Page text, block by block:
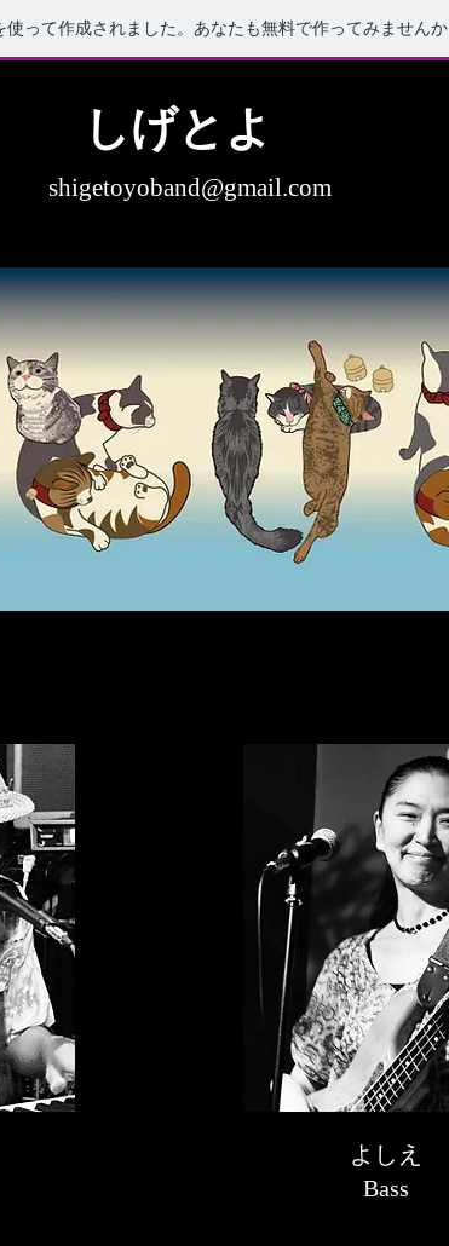
使って作成されました。あなたも無料で作ってみません
​しげとよ
shigetoyoband@gmail.com
よしえ
Bass